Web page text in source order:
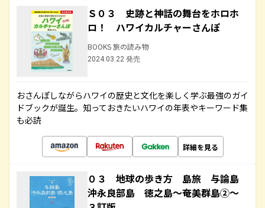
Ｓ０３ 史跡と神話の舞台をホロホ
ロ！ ハワイカルチャーさんぽ
BOOKS 旅の読み物
2024.03.22 発売
おさんぽしながらハワイの歴史と文化を楽しく学ぶ最強のガイ
ドブックが誕生。知っておきたいハワイの年表やキーワード集
も必読
詳細を見る
０３ 地球の歩き方 島旅 与論島
沖永良部島 徳之島～奄美群島②～